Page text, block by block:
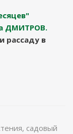
ДМИТРОВ.
в
садовый